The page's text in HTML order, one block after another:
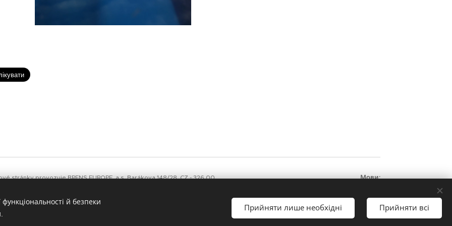
stránky provozuje BRENS EUROPE, a.s. Barákova 148/28, CZ - 326 00
Мови
й безпеки
Прийняти лише необхідні Прийняти всі